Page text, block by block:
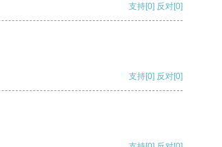
支持[0] 反对[0]
支持[0] 反对[0]